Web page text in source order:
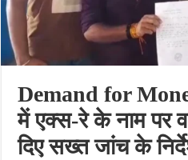
Demand for
में एक्स-रे के नाम पर
दिए सख्त जांच के